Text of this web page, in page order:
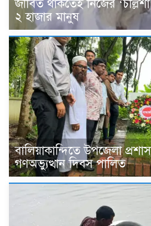
জীবিত থাকতেই নিজের
২ হাজার মানুষ
বালিয়াকান্দিতে উপজেলা
গণঅভ্যুত্থান দিবস পালিত